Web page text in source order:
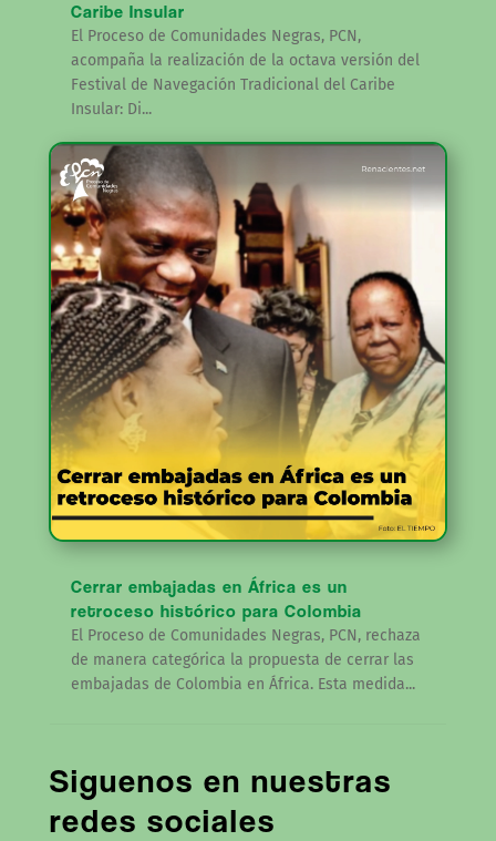
Caribe Insular
El Proceso de Comunidades Negras, PCN,
acompaña la realización de la octava versión del
Festival de Navegación Tradicional del Caribe
Insular: Di...
Cerrar embajadas en África es un
retroceso histórico para Colombia
El Proceso de Comunidades Negras, PCN, rechaza
de manera categórica la propuesta de cerrar las
embajadas de Colombia en África. Esta medida...
Siguenos en nuestras
redes sociales